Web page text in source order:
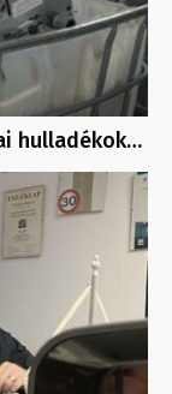
hulladékok…